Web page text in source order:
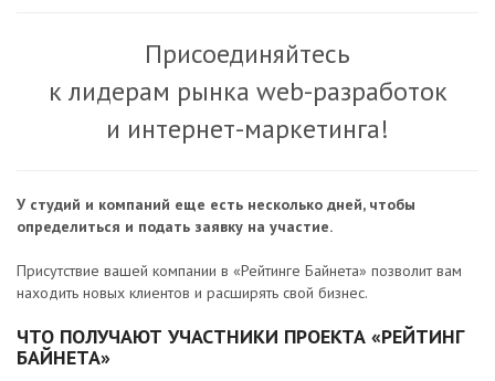
Присоединяйтесь
к лидерам рынка web-разработок
и интернет-маркетинга!
У студий и компаний еще есть несколько дней, чтобы
определиться и подать заявку на участие.
Присутствие вашей компании в «Рейтинге Байнета» позволит вам
находить новых клиентов и расширять свой бизнес.
ЧТО ПОЛУЧАЮТ УЧАСТНИКИ ПРОЕКТА «РЕЙТИНГ
БАЙНЕТА»